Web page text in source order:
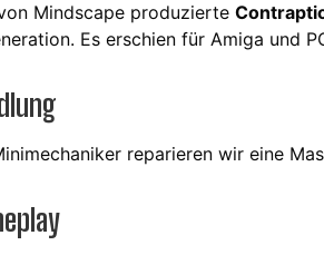
Mindscape produzierte
Es erschien für Amiga und
reparieren wir eine